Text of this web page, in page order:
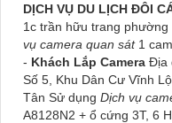
DỊCH VỤ DU LỊCH ĐÔI
1c trần hữu trang
vụ camera quan sát 1
- Khách Lắp Camera Địa
Số 5, Khu Dân Cư Vĩnh
Tân Sử dụng Dịch vụ
A8128N2 + ổ cứng 3T, 6